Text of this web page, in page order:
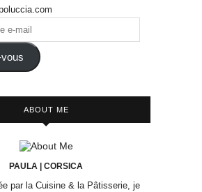
ABOUT ME
PAULA | CORSICA
par la Cuisine & la Pâtisserie, je